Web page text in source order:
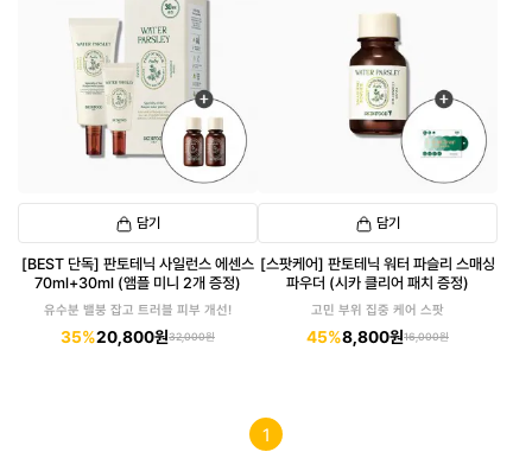
담기
[BEST 단독] 판토테닉 사일런스 에센스
70ml+30ml (앰플 미니 2개 증정)
유수분 밸붕 잡고 트러블 피부 개선!
35%20,800원32,000원
담기
[스팟케어] 판토테닉 워터 파슬리 스매싱
파우더 (시카 클리어 패치 증정)
고민 부위 집중 케어 스팟
45%8,800원16,000원
1